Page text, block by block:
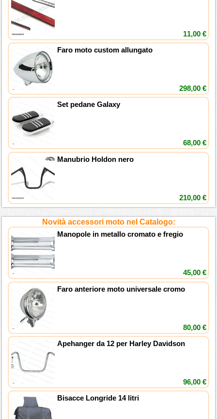
11,00 €
Faro moto custom allungato
298,00 €
Set pedane Galaxy
68,00 €
Manubrio Holdon nero
210,00 €
Novità accessori moto nel Catalogo:
Manopole in metallo cromato e fregio
45,00 €
Faro anteriore moto universale cromo
80,00 €
Apehanger da 12 per Harley Davidson
96,00 €
Bisacce Longride 14 litri